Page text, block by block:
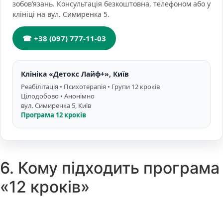
зобов’язань. Консультація безкоштовна, телефоном або у
клініці на вул. Симиренка 5.
☎ +38 (097) 777-11-03
Клініка «Детокс Лайф+», Київ
Реабілітація • Психотерапія • Групи 12 кроків
Цілодобово • Анонімно
вул. Симиренка 5, Київ
Програма 12 кроків
6. Кому підходить програма
«12 кроків»